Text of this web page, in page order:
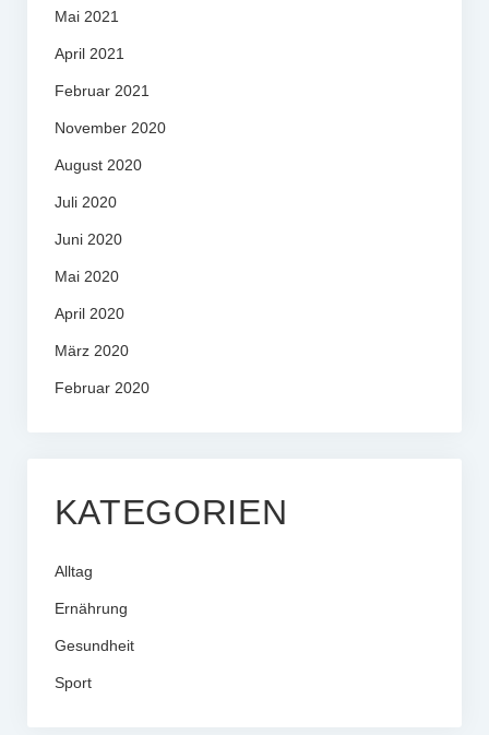
Mai 2021
April 2021
Februar 2021
November 2020
August 2020
Juli 2020
Juni 2020
Mai 2020
April 2020
März 2020
Februar 2020
KATEGORIEN
Alltag
Ernährung
Gesundheit
Sport